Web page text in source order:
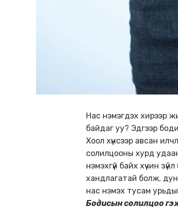
Нас нэмэгдэх хирээр
байдаг уу? Эдгээр
Хоол хүнсээр авсан
солилцооны хурд
нэмэхгүй байх хүчин
хандлагатай болж,
нас нэмэх тусам
Бодисын солилцоо